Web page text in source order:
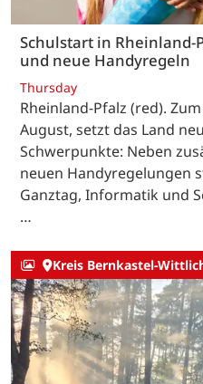
Schulstart in Rheinland-
und neue Handyregeln
Thursday
Rheinland-Pfalz (red).
August, setzt das Land
Schwerpunkte: Neben
neuen Handyregelungen
Ganztag, Informatik und
…
Kreis Bernkastel-